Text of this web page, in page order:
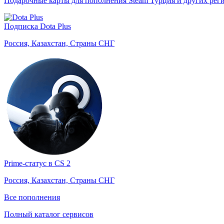
Подписка Dota Plus
Россия, Казахстан, Страны СНГ
Prime-статус в CS 2
Россия, Казахстан, Страны СНГ
Все пополнения
Полный каталог сервисов